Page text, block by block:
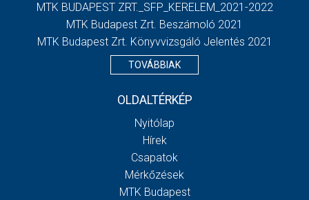
MTK BUDAPEST ZRT._SFP_KERELEM_2021-2022
MTK Budapest Zrt. Beszámoló 2021
MTK Budapest Zrt. Könyvvizsgáló Jelentés 2021
TOVÁBBIAK
OLDALTÉRKÉP
Nyitólap
Hírek
Csapatok
Mérkőzések
MTK Budapest